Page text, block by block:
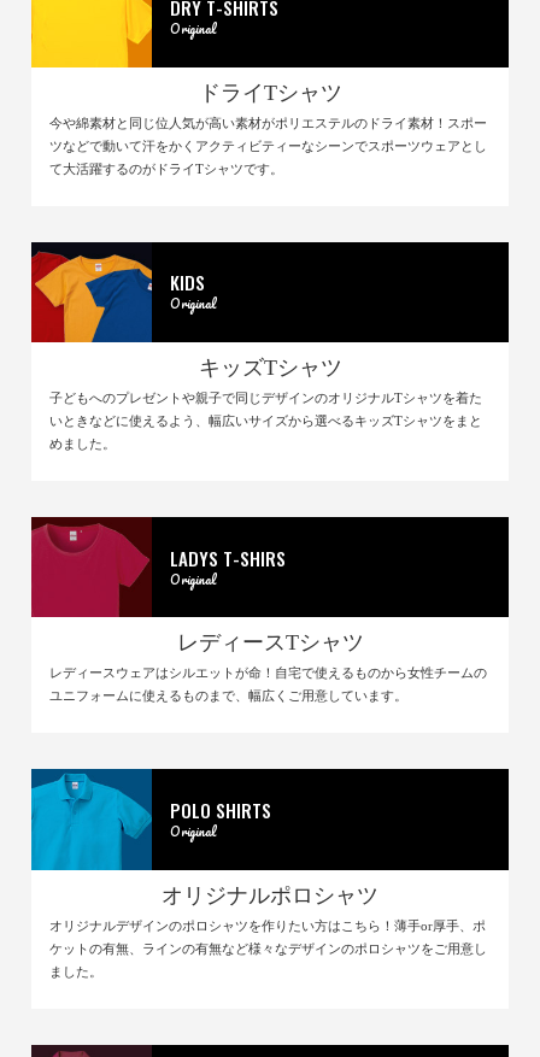
DRY T-SHIRTS
Original
ドライTシャツ
今や綿素材と同じ位人気が高い素材がポリエステルのドライ素材！スポー
ツなどで動いて汗をかくアクティビティーなシーンでスポーツウェアとし
て大活躍するのがドライTシャツです。
KIDS
Original
キッズTシャツ
子どもへのプレゼントや親子で同じデザインのオリジナルTシャツを着た
いときなどに使えるよう、幅広いサイズから選べるキッズTシャツをまと
めました。
LADYS T-SHIRS
Original
レディースTシャツ
レディースウェアはシルエットが命！自宅で使えるものから女性チームの
ユニフォームに使えるものまで、幅広くご用意しています。
POLO SHIRTS
Original
オリジナルポロシャツ
オリジナルデザインのポロシャツを作りたい方はこちら！薄手or厚手、ポ
ケットの有無、ラインの有無など様々なデザインのポロシャツをご用意し
ました。